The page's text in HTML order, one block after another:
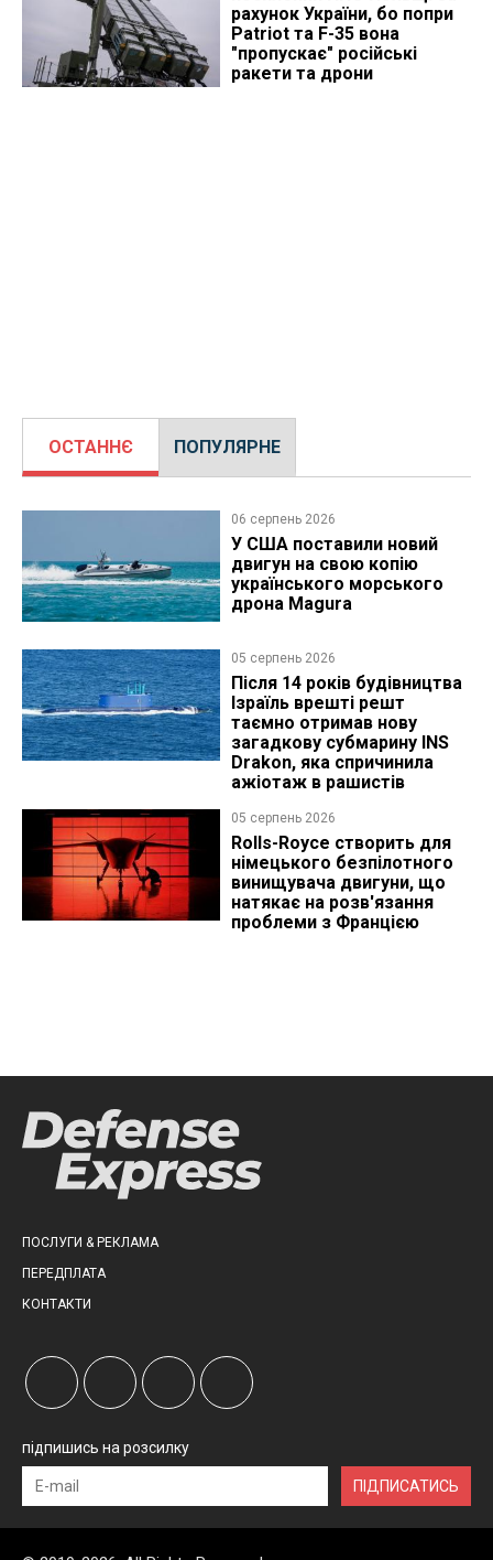
рахунок України, бо попри
Patriot та F-35 вона
"пропускає" російські
ракети та дрони
ОСТАННЄ ПОПУЛЯРНЕ
06 серпень 2026
У США поставили новий
двигун на свою копію
українського морського
дрона Magura
05 серпень 2026
Після 14 років будівництва
Ізраїль врешті решт
таємно отримав нову
загадкову субмарину INS
Drakon, яка спричинила
ажіотаж в рашистів
05 серпень 2026
Rolls-Royce створить для
німецького безпілотного
винищувача двигуни, що
натякає на розв'язання
проблеми з Францією
ПОСЛУГИ & РЕКЛАМА
ПЕРЕДПЛАТА
КОНТАКТИ
підпишись на розсилку
ПІДПИСАТИСЬ